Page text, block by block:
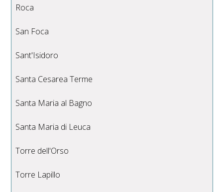
Roca
San Foca
Sant'Isidoro
Santa Cesarea Terme
Santa Maria al Bagno
Santa Maria di Leuca
Torre dell'Orso
Torre Lapillo